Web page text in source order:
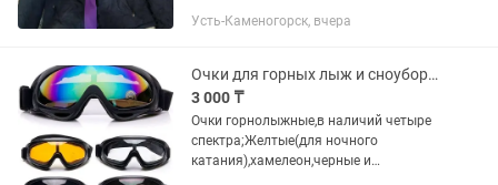
Усть-Каменогорск, вчера
Очки для горных лыж и сноуборда четыре спектра
3 000 ₸
Очки горнолыжные,в наличий четыре
спектра;Желтые(для ночного
катания),хамелеон,черные и